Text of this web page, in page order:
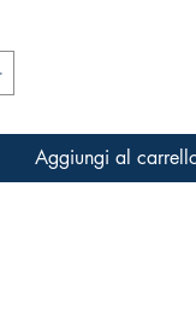
Aggiungi al